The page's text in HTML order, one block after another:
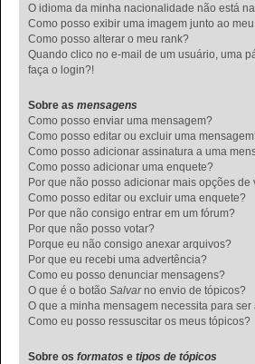
O idioma da minha nacionalidade não está
Como posso exibir uma imagem junto ao
Como posso alterar o meu rank?
Quando clico no e-mail de um usuário, uma
faça o login?!
Sobre as mensagens
Como posso enviar uma mensagem?
Como posso editar ou excluir uma
Como posso adicionar assinatura a uma
Como posso adicionar uma enquete?
Por que não posso adicionar mais opções de
Como posso editar ou excluir uma enquete?
Por que não consigo entrar em um fórum?
Por que não posso votar?
Porque eu não consigo anexar arquivos?
Por que eu recebi uma advertência?
Como eu posso denunciar mensagens?
O que é o botão Salvarno envio de tópicos?
O que a minha mensagem necessita para
Como eu posso ressuscitar os meus tópicos?
Sobre os formatos e tipos de tópicos